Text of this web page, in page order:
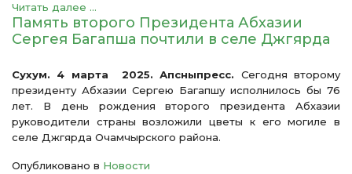
Читать далее ...
Память второго Президента Абхазии
Сергея Багапша почтили в селе Джгярда
Сухум. 4 марта 2025. Апсныпресс. Сегодня второму
президенту Абхазии Сергею Багапшу исполнилось бы 76
лет. В день рождения второго президента Абхазии
руководители страны возложили цветы к его могиле в
селе Джгярда Очамчырского района.
Опубликовано в Новости